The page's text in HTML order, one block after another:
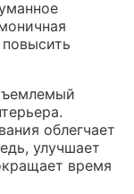
облегчает
улучшает
время